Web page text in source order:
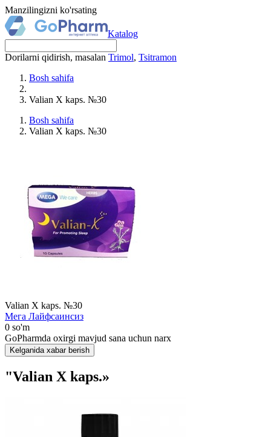
Manzilingizni ko'rsating
Katalog
Dorilarni qidirish, masalan Trimol, Tsitramon
Bosh sahifa
Valian X kaps. №30
Bosh sahifa
Valian X kaps. №30
Valian X kaps. №30
Мега Лайфсаинсиз
0 so'm
GoPharmda oxirgi mavjud sana uchun narx
Kelganida xabar berish
"Valian X kaps.»